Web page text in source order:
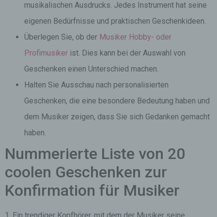
musikalischen Ausdrucks. Jedes Instrument hat seine
eigenen Bedürfnisse und praktischen Geschenkideen.
Überlegen Sie, ob der Musiker Hobby- oder
Profimusiker ist. Dies kann bei der Auswahl von
Geschenken einen Unterschied machen.
Halten Sie Ausschau nach personalisierten
Geschenken, die eine besondere Bedeutung haben und
dem Musiker zeigen, dass Sie sich Gedanken gemacht
haben.
Nummerierte Liste von 20
coolen Geschenken zur
Konfirmation für Musiker